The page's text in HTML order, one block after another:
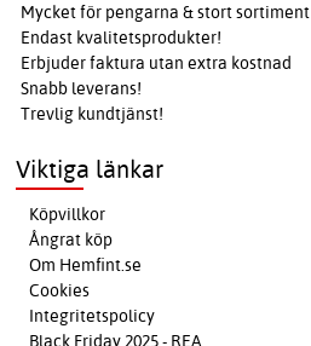
Mycket för pengarna & stort sortiment
Endast kvalitetsprodukter!
Erbjuder faktura utan extra kostnad
Snabb leverans!
Trevlig kundtjänst!
Viktiga länkar
Köpvillkor
Ångrat köp
Om Hemfint.se
Cookies
Integritetspolicy
Black Friday 2025 - REA